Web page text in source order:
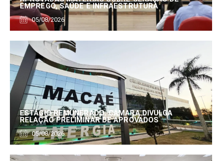
EMPREGO, SAÚDE E INFRAESTRUTURA
05/08/2026
ESTÁGIO REMUNERADO: CÂMARA DIVULGA
RELAÇÃO PRELIMINAR DE APROVADOS
05/08/2026